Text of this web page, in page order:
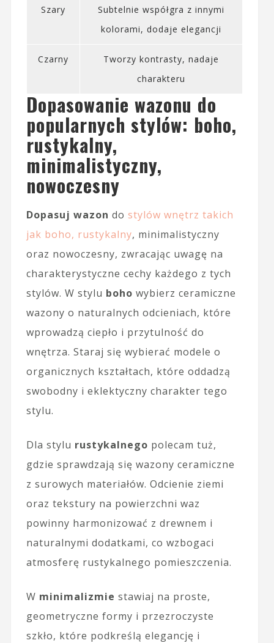
Szary
Subtelnie współgra z innymi
kolorami, dodaje elegancji
Czarny
Tworzy kontrasty, nadaje
charakteru
Dopasowanie wazonu do
popularnych stylów: boho,
rustykalny,
minimalistyczny,
nowoczesny
Dopasuj wazon do stylów wnętrz takich
jak boho, rustykalny, minimalistyczny
oraz nowoczesny, zwracając uwagę na
charakterystyczne cechy każdego z tych
stylów. W stylu boho wybierz ceramiczne
wazony o naturalnych odcieniach, które
wprowadzą ciepło i przytulność do
wnętrza. Staraj się wybierać modele o
organicznych kształtach, które oddadzą
swobodny i eklektyczny charakter tego
stylu.
Dla stylu rustykalnego polecam tuż,
gdzie sprawdzają się wazony ceramiczne
z surowych materiałów. Odcienie ziemi
oraz tekstury na powierzchni waz
powinny harmonizować z drewnem i
naturalnymi dodatkami, co wzbogaci
atmosferę rustykalnego pomieszczenia.
W minimalizmie stawiaj na proste,
geometryczne formy i przezroczyste
szkło, które podkreślą elegancję i